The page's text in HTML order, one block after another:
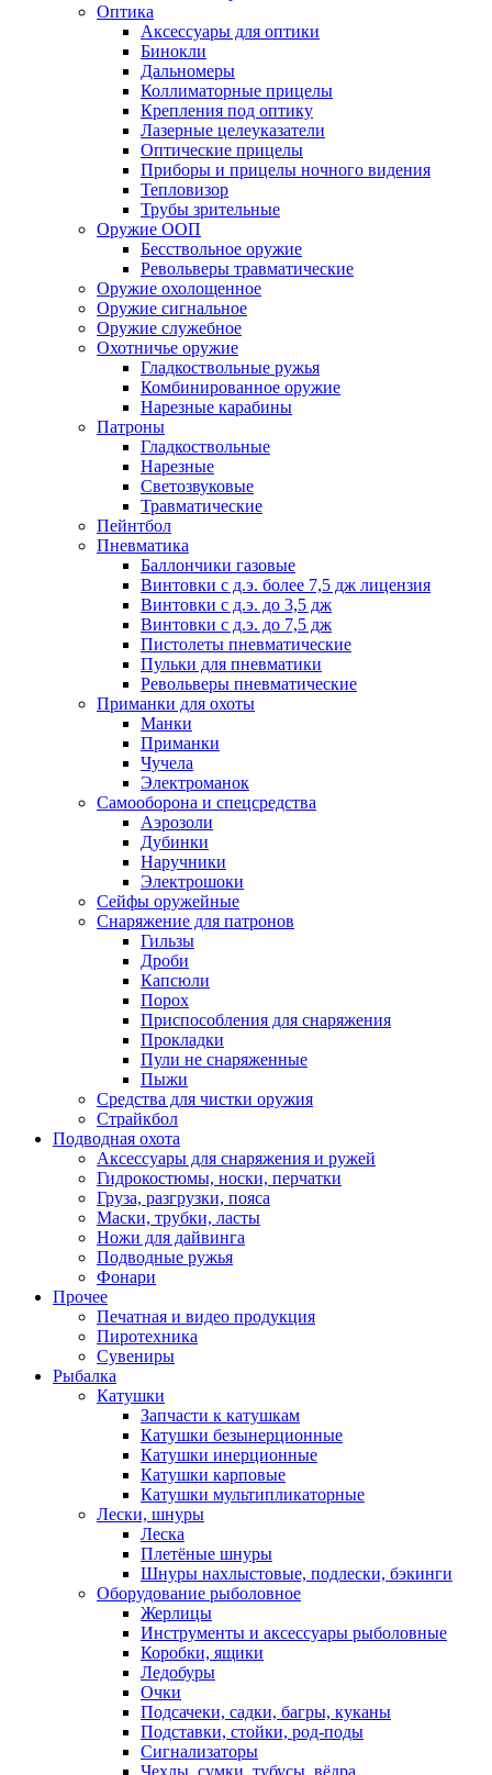
Оптика
Аксессуары для оптики
Бинокли
Дальномеры
Коллиматорные прицелы
Крепления под оптику
Лазерные целеуказатели
Оптические прицелы
Приборы и прицелы ночного видения
Тепловизор
Трубы зрительные
Оружие ООП
Бесствольное оружие
Револьверы травматические
Оружие охолощенное
Оружие сигнальное
Оружие служебное
Охотничье оружие
Гладкоствольные ружья
Комбинированное оружие
Нарезные карабины
Патроны
Гладкоствольные
Нарезные
Светозвуковые
Травматические
Пейнтбол
Пневматика
Баллончики газовые
Винтовки с д.э. более 7,5 дж лицензия
Винтовки с д.э. до 3,5 дж
Винтовки с д.э. до 7,5 дж
Пистолеты пневматические
Пульки для пневматики
Револьверы пневматические
Приманки для охоты
Манки
Приманки
Чучела
Электроманок
Самооборона и спецсредства
Аэрозоли
Дубинки
Наручники
Электрошоки
Сейфы оружейные
Снаряжение для патронов
Гильзы
Дроби
Капсюли
Порох
Приспособления для снаряжения
Прокладки
Пули не снаряженные
Пыжи
Средства для чистки оружия
Страйкбол
Подводная охота
Аксессуары для снаряжения и ружей
Гидрокостюмы, носки, перчатки
Груза, разгрузки, пояса
Маски, трубки, ласты
Ножи для дайвинга
Подводные ружья
Фонари
Прочее
Печатная и видео продукция
Пиротехника
Сувениры
Рыбалка
Катушки
Запчасти к катушкам
Катушки безынерционные
Катушки инерционные
Катушки карповые
Катушки мультипликаторные
Лески, шнуры
Леска
Плетёные шнуры
Шнуры нахлыстовые, подлески, бэкинги
Оборудование рыболовное
Жерлицы
Инструменты и аксессуары рыболовные
Коробки, ящики
Ледобуры
Очки
Подсачеки, садки, багры, куканы
Подставки, стойки, род-поды
Сигнализаторы
Чехлы, сумки, тубусы, вёдра